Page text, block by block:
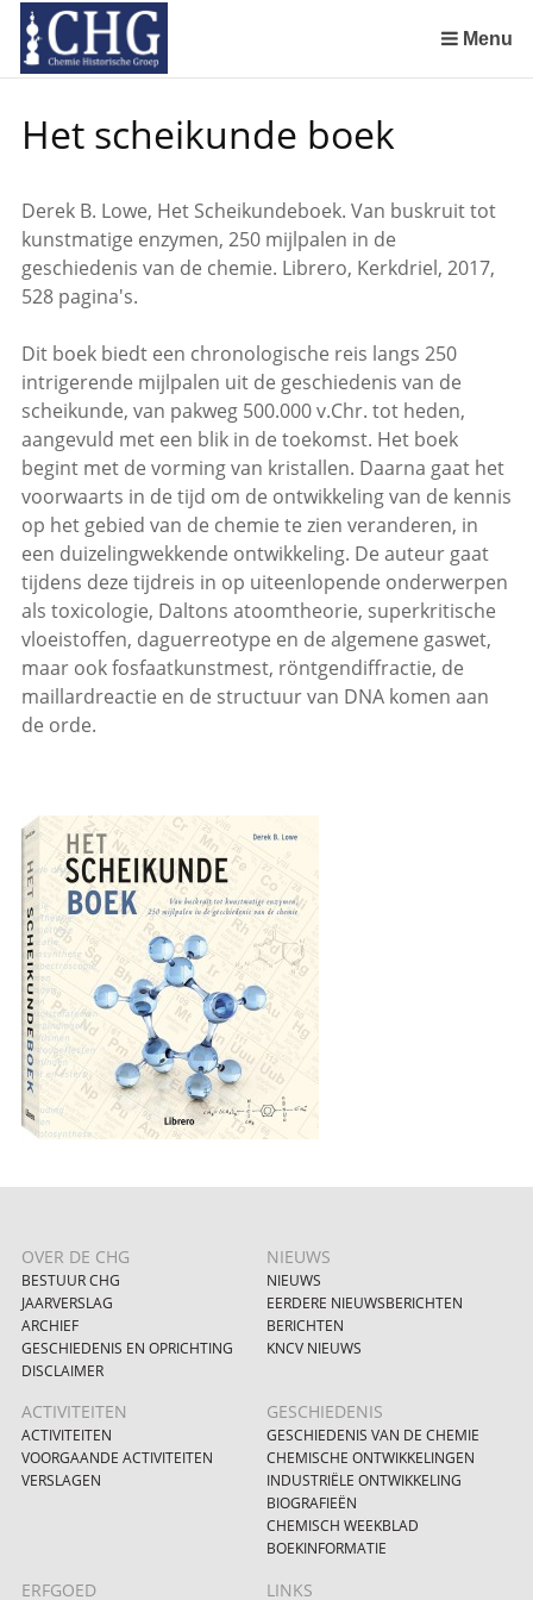
links
over
naar
de
Spring
naar
het
menu
Menu
Het scheikunde boek
Derek B. Lowe, Het Scheikundeboek. Van buskruit tot
kunstmatige enzymen, 250 mijlpalen in de
geschiedenis van de chemie. Librero, Kerkdriel, 2017,
528 pagina's.
Dit boek biedt een chronologische reis langs 250
intrigerende mijlpalen uit de geschiedenis van de
scheikunde, van pakweg 500.000 v.Chr. tot heden,
aangevuld met een blik in de toekomst. Het boek
begint met de vorming van kristallen. Daarna gaat het
voorwaarts in de tijd om de ontwikkeling van de kennis
op het gebied van de chemie te zien veranderen, in
een duizelingwekkende ontwikkeling. De auteur gaat
tijdens deze tijdreis in op uiteenlopende onderwerpen
als toxicologie, Daltons atoomtheorie, superkritische
vloeistoffen, daguerreotype en de algemene gaswet,
maar ook fosfaatkunstmest, röntgendiffractie, de
maillardreactie en de structuur van DNA komen aan
de orde.
OVER DE CHG
BESTUUR CHG
JAARVERSLAG
ARCHIEF
GESCHIEDENIS EN OPRICHTING
DISCLAIMER
NIEUWS
NIEUWS
EERDERE NIEUWSBERICHTEN
BERICHTEN
KNCV NIEUWS
ACTIVITEITEN
ACTIVITEITEN
VOORGAANDE ACTIVITEITEN
VERSLAGEN
GESCHIEDENIS
GESCHIEDENIS VAN DE CHEMIE
CHEMISCHE ONTWIKKELINGEN
INDUSTRIËLE ONTWIKKELING
BIOGRAFIEËN
CHEMISCH WEEKBLAD
BOEKINFORMATIE
ERFGOED LINKS